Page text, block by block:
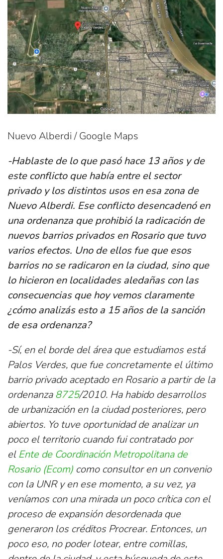
Nuevo Alberdi / Google Maps
-Hablaste de lo que pasó hace 13 años y de
este conflicto que había entre el sector
privado y los distintos usos en esa zona de
Nuevo Alberdi. Ese conflicto desencadenó en
una ordenanza que prohibió la radicación de
nuevos barrios privados en Rosario que tuvo
varios efectos. Uno de ellos fue que esos
barrios no se radicaron en la ciudad, sino que
lo hicieron en localidades aledañas con las
consecuencias que hoy vemos claramente
¿cómo analizás esto a 15 años de la sanción
de esa ordenanza?
-Sí, en el borde del área que estudiamos está
Palos Verdes, que fue concretamente el último
barrio privado aceptado en Rosario a partir de la
ordenanza8725/2010. Ha habido desarrollos
de urbanización en la ciudad posteriores, pero
abiertos. Yo tuve oportunidad de analizar un
poco el territorio cuando fui contratado por
el Ente de Coordinación Metropolitana de
Rosario (Ecom) como consultor en un convenio
con la UNR y en ese momento, a su vez, ya
veníamos con una mirada un poco crítica con el
proceso de expansión desordenada que
generaron los créditos Procrear. Entonces, un
poco eso, no poder lotear, entre comillas,